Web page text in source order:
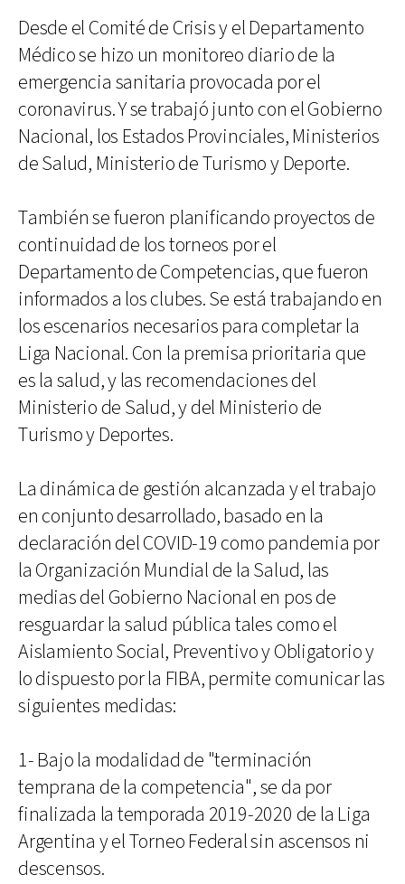
Desde el Comité de Crisis y el Departamento
Médico se hizo un monitoreo diario de la
emergencia sanitaria provocada por el
coronavirus. Y se trabajó junto con el Gobierno
Nacional, los Estados Provinciales, Ministerios
de Salud, Ministerio de Turismo y Deporte.
También se fueron planificando proyectos de
continuidad de los torneos por el
Departamento de Competencias, que fueron
informados a los clubes. Se está trabajando en
los escenarios necesarios para completar la
Liga Nacional. Con la premisa prioritaria que
es la salud, y las recomendaciones del
Ministerio de Salud, y del Ministerio de
Turismo y Deportes.
La dinámica de gestión alcanzada y el trabajo
en conjunto desarrollado, basado en la
declaración del COVID-19 como pandemia por
la Organización Mundial de la Salud, las
medias del Gobierno Nacional en pos de
resguardar la salud pública tales como el
Aislamiento Social, Preventivo y Obligatorio y
lo dispuesto por la FIBA, permite comunicar las
siguientes medidas:
1- Bajo la modalidad de "terminación
temprana de la competencia", se da por
finalizada la temporada 2019-2020 de la Liga
Argentina y el Torneo Federal sin ascensos ni
descensos.